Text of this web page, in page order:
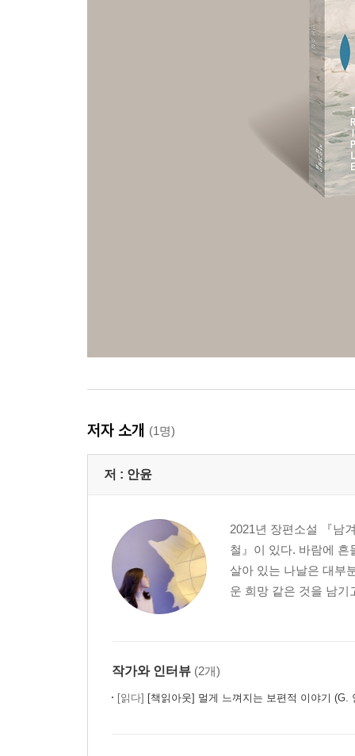
저자 소개 (1명)
저 : 안윤
2021년 장편소설 『남
철』이 있다. 바람에
살아 있는 나날은 대부
운 희망 같은 것을 남기
작가와 인터뷰 (2개)
[읽다] [책읽아웃] 멀게 느껴지는 보편적 이야기 (G.